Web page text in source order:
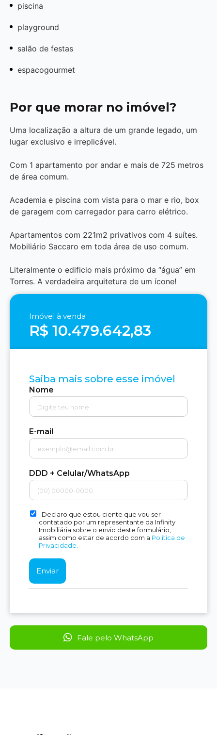
piscina
playground
salão de festas
espacogourmet
Por que morar no imóvel?
Uma localização a altura de um grande legado, um
lugar exclusivo e irreplicável.
Com 1 apartamento por andar e mais de 725 metros
de área comum.
Academia e piscina com vista para o mar e rio, box
de garagem com carregador para carro elétrico.
Apartamentos com 221m2 privativos com 4 suítes.
Mobiliário Saccaro em toda área de uso comum.
Literalmente o edificio mais próximo da “água” em
Torres. A verdadeira arquitetura de um ícone!
Imóvel à venda
R$ 10.479.642,83
Saiba mais sobre esse imóvel
Nome
E-mail
DDD + Celular/WhatsApp
Declaro que estou ciente que vou ser
contatado por um representante da Infinity
Imobiliária sobre o envio deste formulário,
assim como estar de acordo com a Política de
Privacidade.
Fale pelo WhatsApp